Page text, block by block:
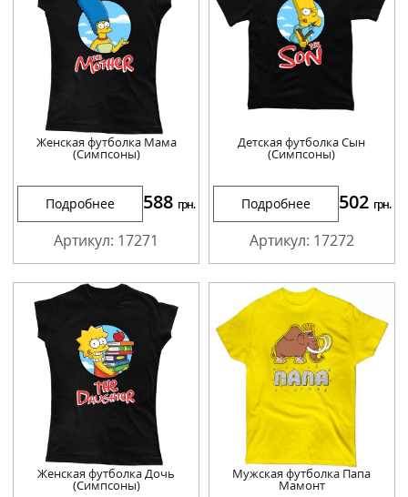
Женская футболка Мама
(Симпсоны)
Подробнее 588 грн.
Артикул: 17271
Детская футболка Сын
(Симпсоны)
Подробнее 502 грн.
Артикул: 17272
Женская футболка Дочь
(Симпсоны)
Мужская футболка Папа
Мамонт